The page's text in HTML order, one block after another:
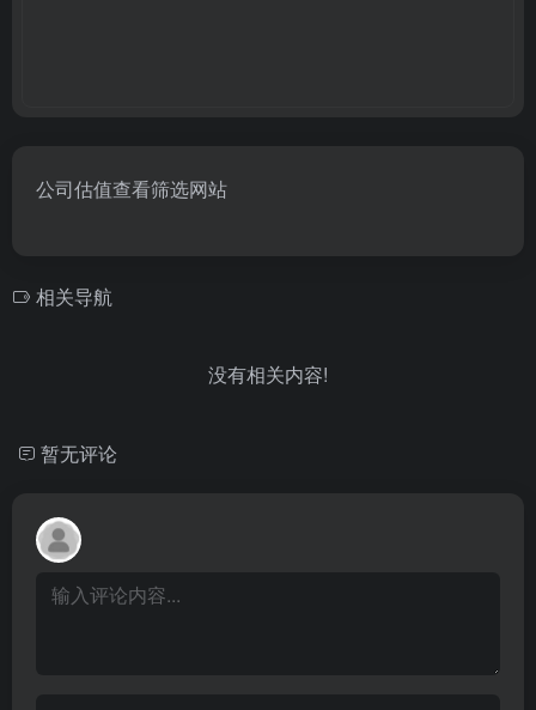
公司估值查看筛选网站
相关导航
没有相关内容!
暂无评论